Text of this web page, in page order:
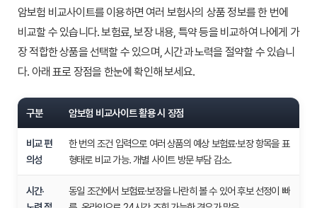
암보험 비교사이트를 이용하면 여러 보험사의 상품 정보를 한 번에
비교할 수 있습니다. 보험료, 보장 내용, 특약 등을 비교하여 나에게 가
장 적합한 상품을 선택할 수 있으며, 시간과 노력을 절약할 수 있습니
다. 아래 표로 장점을 한눈에 확인해 보세요.
구분 암보험 비교사이트 활용 시 장점
비교 편
의성
한 번의 조건 입력으로 여러 상품의 예상 보험료·보장 항목을 표
형태로 비교 가능. 개별 사이트 방문 부담 감소.
시간·
동일 조건에서 보험료·보장을 나란히 볼 수 있어 후보 선정이 빠